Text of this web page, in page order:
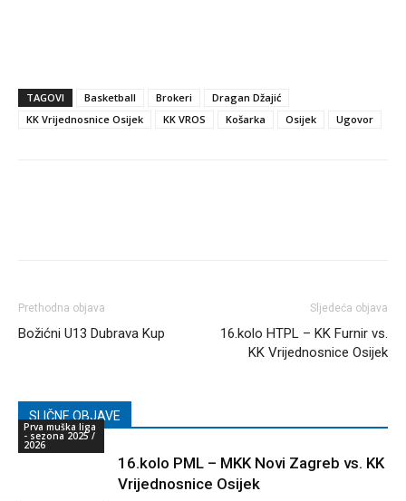
TAGOVI Basketball Brokeri
Dragan Džajić
KK Vrijednosnice Osijek
KK VROS Košarka Osijek Ugovor
Prethodna objava
Božićni U13 Dubrava Kup
Sljedeća objava
16.kolo HTPL – KK Furnir vs.
KK Vrijednosnice Osijek
SLIČNE OBJAVE
Prva muška liga
- sezona 2025 /
2026
16.kolo PML – MKK Novi Zagreb vs. KK
Vrijednosnice Osijek